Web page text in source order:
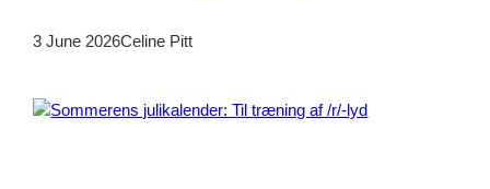
3 June 2026Celine Pitt